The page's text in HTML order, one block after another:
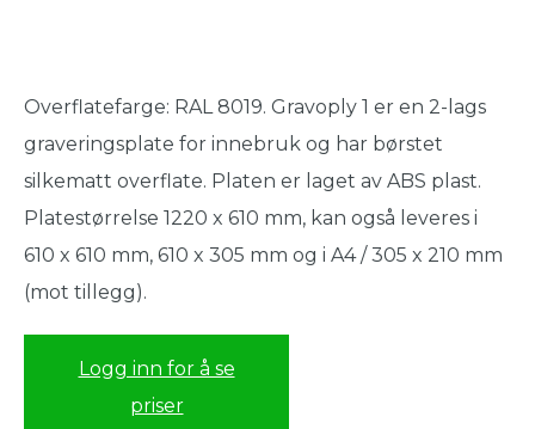
Overflatefarge: RAL 8019. Gravoply 1 er en 2-lags
graveringsplate for innebruk og har børstet
silkematt overflate. Platen er laget av ABS plast.
Platestørrelse 1220 x 610 mm, kan også leveres i
610 x 610 mm, 610 x 305 mm og i A4 / 305 x 210 mm
(mot tillegg).
Logg inn for å se
priser